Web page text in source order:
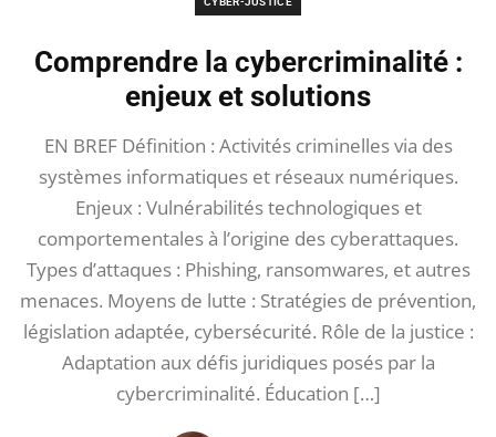
Comprendre la cybercriminalité :
enjeux et solutions
EN BREF Définition : Activités criminelles via des
systèmes informatiques et réseaux numériques.
Enjeux : Vulnérabilités technologiques et
comportementales à l’origine des cyberattaques.
Types d’attaques : Phishing, ransomwares, et autres
menaces. Moyens de lutte : Stratégies de prévention,
législation adaptée, cybersécurité. Rôle de la justice :
Adaptation aux défis juridiques posés par la
cybercriminalité. Éducation […]